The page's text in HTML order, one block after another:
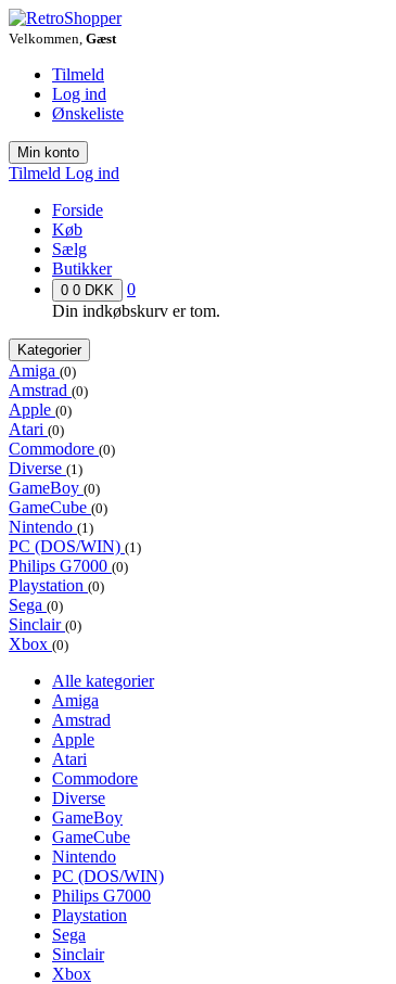
Velkommen, Gæst
Tilmeld
Log ind
Ønskeliste
Min konto
Tilmeld Log ind
Forside
Køb
Sælg
Butikker
0 0 DKK
0
Din indkøbskurv er tom.
Kategorier
Amiga (0)
Amstrad (0)
Apple (0)
Atari (0)
Commodore (0)
Diverse (1)
GameBoy (0)
GameCube (0)
Nintendo (1)
PC (DOS/WIN) (1)
Philips G7000 (0)
Playstation (0)
Sega (0)
Sinclair (0)
Xbox (0)
Alle kategorier
Amiga
Amstrad
Apple
Atari
Commodore
Diverse
GameBoy
GameCube
Nintendo
PC (DOS/WIN)
Philips G7000
Playstation
Sega
Sinclair
Xbox